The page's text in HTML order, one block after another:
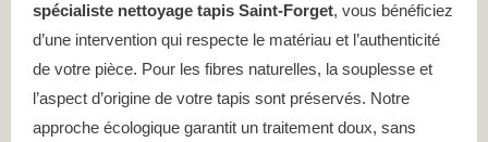
spécialiste nettoyage tapis Saint-Forget, vous bénéficiez
d’une intervention qui respecte le matériau et l’authenticité
de votre pièce. Pour les fibres naturelles, la souplesse et
l’aspect d’origine de votre tapis sont préservés. Notre
approche écologique garantit un traitement doux, sans